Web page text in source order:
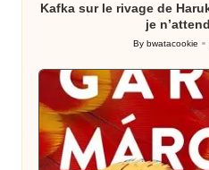
Kafka sur le rivage de
je
Posted
By bwatacookie